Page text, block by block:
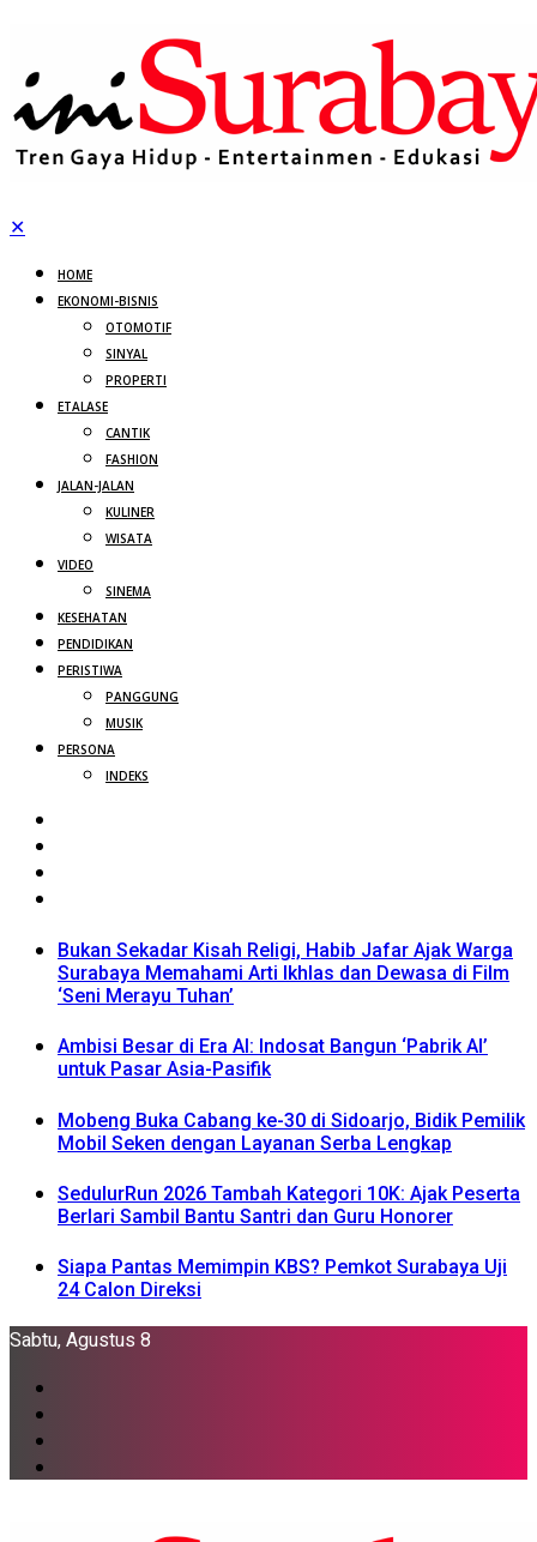
✕
HOME
EKONOMI-BISNIS
OTOMOTIF
SINYAL
PROPERTI
ETALASE
CANTIK
FASHION
JALAN-JALAN
KULINER
WISATA
VIDEO
SINEMA
KESEHATAN
PENDIDIKAN
PERISTIWA
PANGGUNG
MUSIK
PERSONA
INDEKS
Bukan Sekadar Kisah Religi, Habib Jafar Ajak Warga
Surabaya Memahami Arti Ikhlas dan Dewasa di Film
‘Seni Merayu Tuhan’
Ambisi Besar di Era AI: Indosat Bangun ‘Pabrik AI’
untuk Pasar Asia-Pasifik
Mobeng Buka Cabang ke-30 di Sidoarjo, Bidik Pemilik
Mobil Seken dengan Layanan Serba Lengkap
SedulurRun 2026 Tambah Kategori 10K: Ajak Peserta
Berlari Sambil Bantu Santri dan Guru Honorer
Siapa Pantas Memimpin KBS? Pemkot Surabaya Uji
24 Calon Direksi
Sabtu, Agustus 8